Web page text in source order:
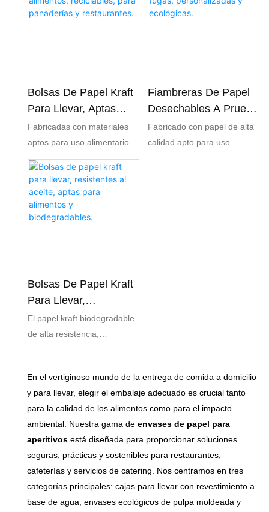
domicilio. Estas cajas
personal a tu marca, lo que
las hace perfectas para
cualquier pizzería que quiera
potenciar su identidad.
marrón 100% reciclable,
Bolsas De Papel Kraft
Para Llevar, Aptas
Para Alimentos,
Reciclables, Para
Panaderías Y
Restaurantes.
Fabricadas con materiales
aptos para uso alimentario,
estas bolsas son seguras
para el contacto directo con
todo tipo de alimentos,
incluyendo comidas
calientes, pasteles y
alimentaria.
Fiambreras De Papel
Desechables A Prueba
De Fugas,
Personalizadas Y
Fabricado con papel de alta
calidad apto para uso
catering, comida para llevar
y comidas para grupos
corporativos, combinando
practicidad y protección del
medio ambiente.
Bolsas De Papel Kraft
Para Llevar,
Resistentes Al Aceite,
Aptas Para Alimentos
El papel kraft biodegradable
de alta resistencia,
de producción para
alimentos, no se rasga ni se
deforma fácilmente, lo que lo
hace ideal para el envasado
de comida para llevar a largo
plazo. Su revestimiento
interior a prueba de aceite
bloquea eficazmente la
penetración de aceite,
En el vertiginoso mundo de la entrega de comida a domicilio
y para llevar, elegir el embalaje adecuado es crucial tanto
para la calidad de los alimentos como para el impacto
ambiental. Nuestra gama de envases de papel para
aperitivos está diseñada para proporcionar soluciones
seguras, prácticas y sostenibles para restaurantes,
cafeterías y servicios de catering. Nos centramos en tres
categorías principales: cajas para llevar con revestimiento a
base de agua, envases ecológicos de pulpa moldeada y